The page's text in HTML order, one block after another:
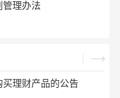
管理办法
理财产品的公告